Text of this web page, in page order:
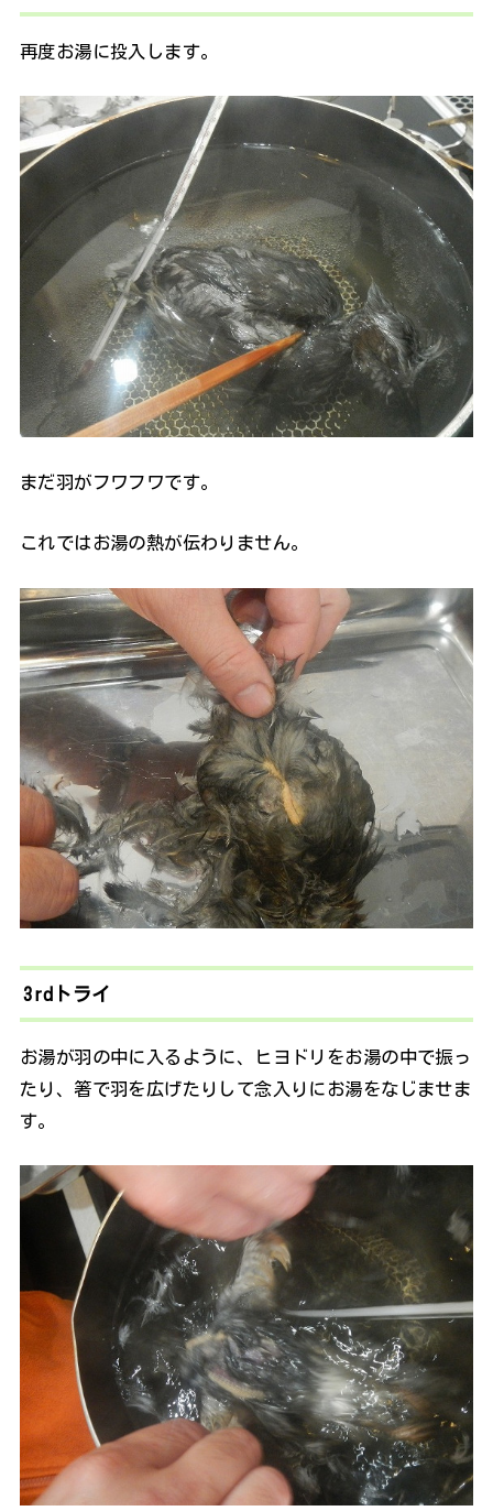
再度お湯に投入します。
まだ羽がフワフワです。
これではお湯の熱が伝わりません。
3rdトライ
お湯が羽の中に入るように、ヒヨドリをお湯の中で振っ
たり、箸で羽を広げたりして念入りにお湯をなじませま
す。